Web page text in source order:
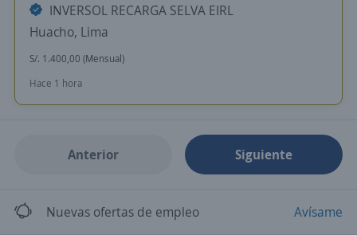
INVERSOL RECARGA SELVA EIRL
Huacho, Lima
S/. 1.400,00 (Mensual)
Hace 1 hora
Anterior Siguiente
Nuevas ofertas de empleo Avísame